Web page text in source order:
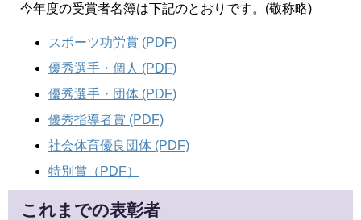
今年度の受賞者名簿は下記のとおりです。(敬称略)
スポーツ功労賞 (PDF)
優秀選手・個人 (PDF)
優秀選手・団体 (PDF)
優秀指導者賞 (PDF)
社会体育優良団体 (PDF)
特別賞（PDF）
これまでの表彰者